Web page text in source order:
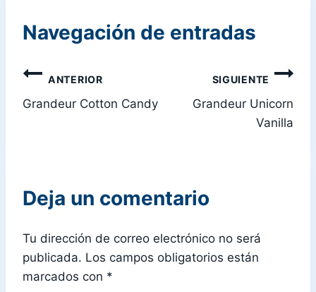
Navegación de entradas
ANTERIOR
Grandeur Cotton Candy
SIGUIENTE
Grandeur Unicorn
Vanilla
Deja un comentario
Tu dirección de correo electrónico no será
publicada. Los campos obligatorios están
marcados con *